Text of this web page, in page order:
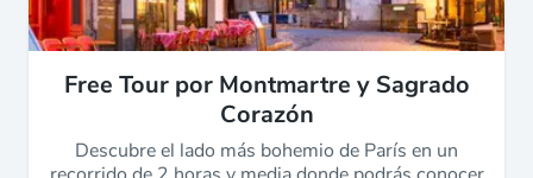
Free Tour por Montmartre y Sagrado
Corazón
Descubre el lado más bohemio de París en un